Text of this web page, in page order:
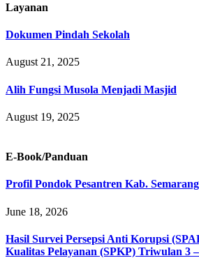
Layanan
Dokumen Pindah Sekolah
August 21, 2025
Alih Fungsi Musola Menjadi Masjid
August 19, 2025
E-Book/Panduan
Profil Pondok Pesantren Kab.
June 18, 2026
Hasil Survei Persepsi Anti Korupsi
Kualitas Pelayanan (SPKP) Triwulan 3